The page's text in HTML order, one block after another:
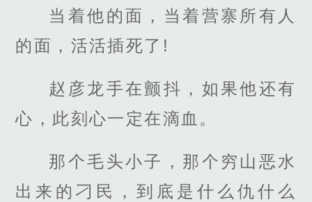
当着他的面，当着营寨所有人
的面，活活插死了!
赵彦龙手在颤抖，如果他还有
心，此刻心一定在滴血。
那个毛头小子，那个穷山恶水
出来的刁民，到底是什么仇什么